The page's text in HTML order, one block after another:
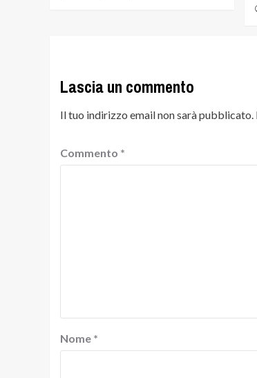
Lascia un commento
Il tuo indirizzo email non sarà pubblicato.
Commento *
Nome *